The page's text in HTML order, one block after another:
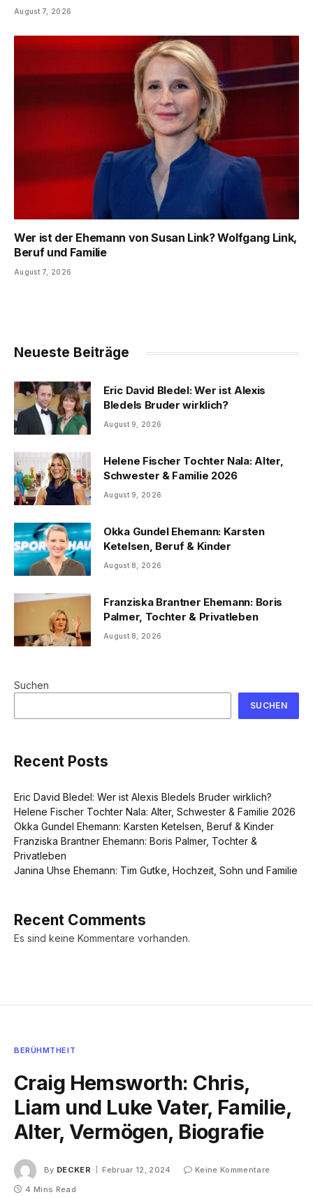
August 7, 2026
Wer ist der Ehemann von Susan Link? Wolfgang Link,
Beruf und Familie
August 7, 2026
Neueste Beiträge
Eric David Bledel: Wer ist Alexis
Bledels Bruder wirklich?
August 9, 2026
Helene Fischer Tochter Nala: Alter,
Schwester & Familie 2026
August 9, 2026
Okka Gundel Ehemann: Karsten
Ketelsen, Beruf & Kinder
August 8, 2026
Franziska Brantner Ehemann: Boris
Palmer, Tochter & Privatleben
August 8, 2026
Suchen
SUCHEN
Recent Posts
Eric David Bledel: Wer ist Alexis Bledels Bruder wirklich?
Helene Fischer Tochter Nala: Alter, Schwester & Familie 2026
Okka Gundel Ehemann: Karsten Ketelsen, Beruf & Kinder
Franziska Brantner Ehemann: Boris Palmer, Tochter &
Privatleben
Janina Uhse Ehemann: Tim Gutke, Hochzeit, Sohn und Familie
Recent Comments
Es sind keine Kommentare vorhanden.
BERÜHMTHEIT
Craig Hemsworth: Chris,
Liam und Luke Vater, Familie,
Alter, Vermögen, Biografie
By DECKER Februar 12, 2024
Keine Kommentare
4 Mins Read